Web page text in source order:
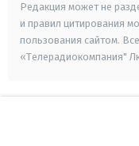
Редакция может не
и правил цитирования
пользования сайтом.
«Телерадиокомпания"